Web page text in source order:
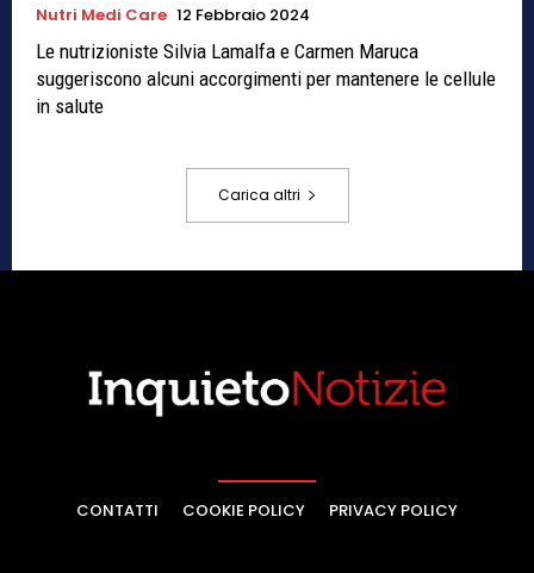
Nutri Medi Care 12 Febbraio 2024
Le nutrizioniste Silvia Lamalfa e Carmen Maruca
suggeriscono alcuni accorgimenti per mantenere le cellule
in salute
Carica altri
CONTATTI COOKIE POLICY PRIVACY POLICY